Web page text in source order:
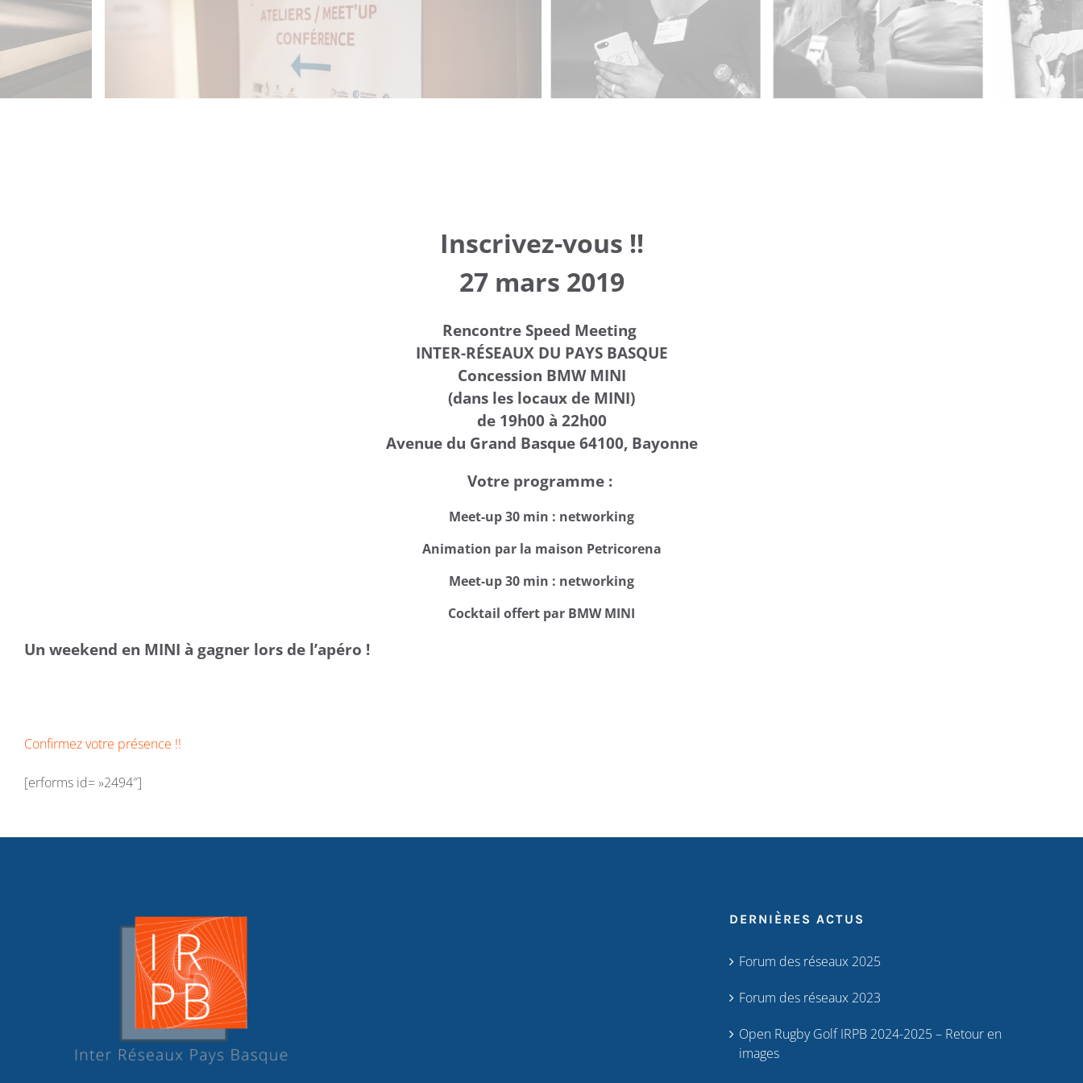
Inscrivez-vous !!
27 mars 2019
Rencontre Speed Meeting
INTER-RÉSEAUX DU PAYS BASQUE
Concession BMW MINI
(dans les locaux de MINI)
de 19h00 à 22h00
Avenue du Grand Basque 64100, Bayonne
Votre programme :
Meet-up 30 min : networking
Animation par la maison Petricorena
Meet-up 30 min : networking
Cocktail offert par BMW MINI
Un weekend en MINI à gagner lors de l’apéro !
Confirmez votre présence !!
[erforms id= »2494″]
DERNIÈRES ACTUS
Forum des réseaux 2025
Forum des réseaux 2023
Open Rugby Golf IRPB 2024-2025 – Retour en
images